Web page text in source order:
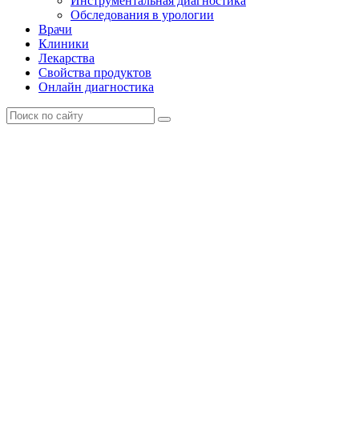
Обследования в урологии
Врачи
Клиники
Лекарства
Свойства продуктов
Онлайн диагностика